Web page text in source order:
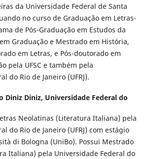
da Universidade Federal de Santa
no curso de Graduação em Letras-
de Pós-Graduação em Estudos da
Graduação e Mestrado em História,
em Letras, e Pós-doutorado em
pela UFSC e também pela
do Rio de Janeiro (UFRJ).
Diniz Diniz, Universidade Federal do
Neolatinas (Literatura Italiana) pela
do Rio de Janeiro (UFRJ) com estágio
di Bologna (UniBo). Possui Mestrado
Italiana) pela Universidade Federal do